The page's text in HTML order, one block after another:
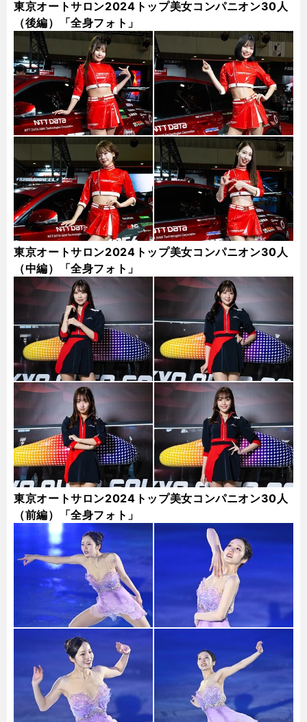
東京オートサロン2024トップ美女コンパニオン30人
（後編）「全身フォト」
東京オートサロン2024トップ美女コンパニオン30人
（中編）「全身フォト」
東京オートサロン2024トップ美女コンパニオン30人
（前編）「全身フォト」